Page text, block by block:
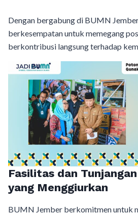
Dengan bergabung di BUMN
berkesempatan untuk memegang
berkontribusi langsung terhadap
Fasilitas dan
yang Menggiurkan
BUMN Jember berkomitmen untuk